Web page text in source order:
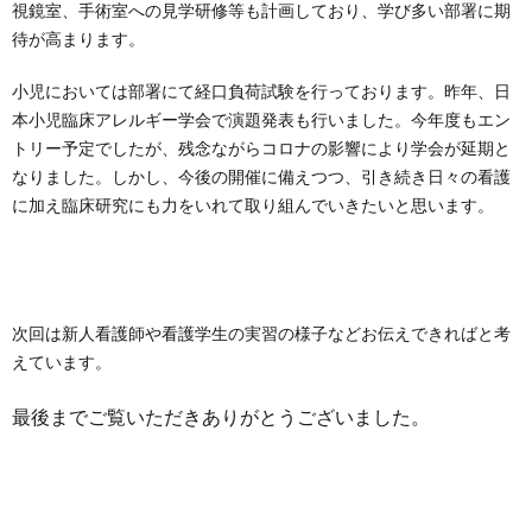
視鏡室、手術室への見学研修等も計画しており、学び多い部署に期
待が高まります。
小児においては部署にて経口負荷試験を行っております。昨年、日
本小児臨床アレルギー学会で演題発表も行いました。今年度もエン
トリー予定でしたが、残念ながらコロナの影響により学会が延期と
なりました。しかし、今後の開催に備えつつ、引き続き日々の看護
に加え臨床研究にも力をいれて取り組んでいきたいと思います。
次回は新人看護師や看護学生の実習の様子などお伝えできればと考
えています。
最後までご覧いただきありがとうございました。